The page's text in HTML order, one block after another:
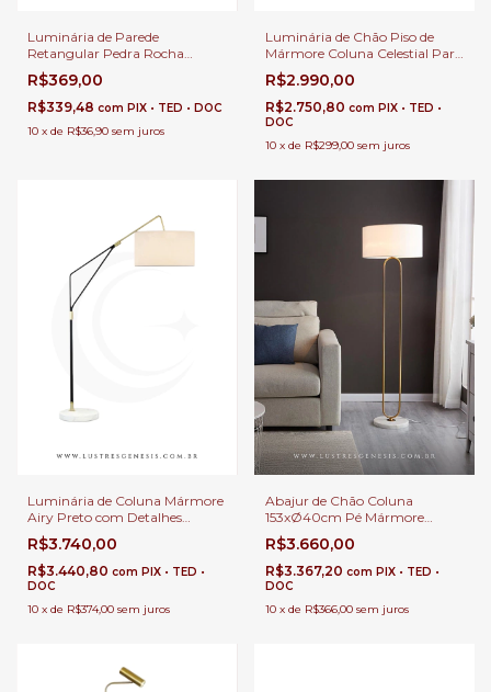
Luminária de Parede
Retangular Pedra Rocha
Travertino 8x16cm Arandela
Bellagio 2 G9 para Cabeceira
de Cama, Lavabos e Hall
R$369,00
R$339,48 com PIX • TED • DOC
10 x de R$36,90 sem juros
Luminária de Chão Piso de
Mármore Coluna Celestial Para
Sala de Estar, Quartos e
Escritórios
R$2.990,00
R$2.750,80 com PIX • TED •
DOC
10 x de R$299,00 sem juros
Luminária de Coluna Mármore
Airy Preto com Detalhes
Dourado Para Sala de Estar,
Quartos e Escritórios
R$3.740,00
R$3.440,80 com PIX • TED •
DOC
10 x de R$374,00 sem juros
Abajur de Chão Coluna
153xØ40cm Pé Mármore
Branco Faraz Para Sala de
Estar, Quartos e Escritórios
R$3.660,00
R$3.367,20 com PIX • TED •
DOC
10 x de R$366,00 sem juros